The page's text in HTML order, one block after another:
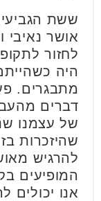
ששת
אושר נאיבי
לחזור
היה
מתבגרים.
דברים
של עצמנו
שהיזכרות
להרגיש
המופיעים
אנו